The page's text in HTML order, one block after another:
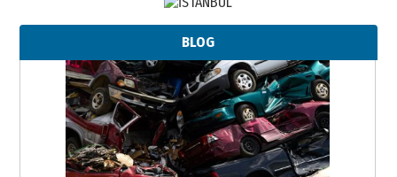
BLOG
Paranın Aile Kültüründeki Yeri
03 Ağustos 2026 Pazartesi
Yıldırım Gündoğdu
HAVVA’NIN ÜÇ KIZI
09 Temmuz 2026 Perşembe